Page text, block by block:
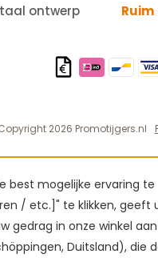
ontwerp Ruim
2026 Promotijgers.nl
best mogelijke ervaring te
/ etc.]" te klikken, geeft
gedrag in onze winkel
Duitsland), die